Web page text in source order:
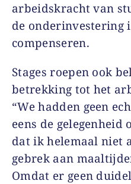
arbeidskracht van
de onderinvestering
compenseren.
Stages roepen ook
betrekking tot het
“We hadden geen
eens de gelegenheid
dat ik helemaal niet
gebrek aan
Omdat er geen